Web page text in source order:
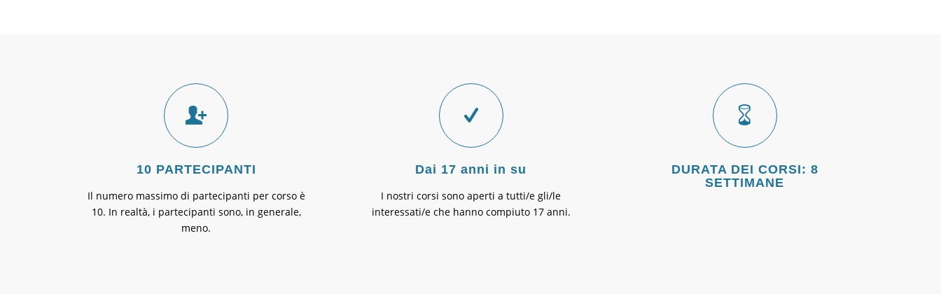
10 PARTECIPANTI
Il numero massimo di partecipanti per corso è
10. In realtà, i partecipanti sono, in generale,
meno.
Dai 17 anni in su
I nostri corsi sono aperti a tutti/e gli/le
interessati/e che hanno compiuto 17 anni.
DURATA DEI CORSI: 8
SETTIMANE